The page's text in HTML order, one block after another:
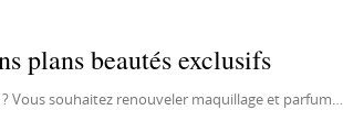
plans beautés exclusifs
Vous souhaitez renouveler maquillage et parfum…